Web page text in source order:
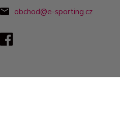
obchod@e-sporting.cz